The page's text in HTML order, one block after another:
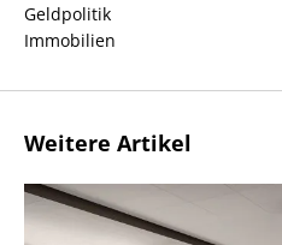
Geldpolitik
Immobilien
Weitere Artikel